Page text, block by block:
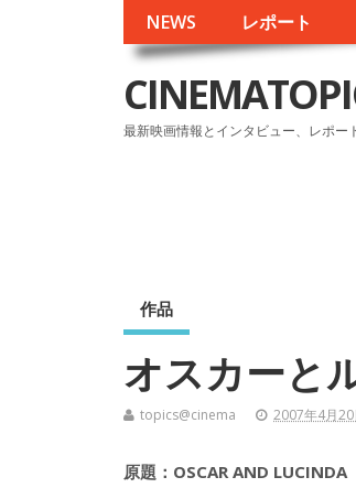
NEWS レポート
最新映画情報とインタビュー、レポー
作品
オスカーと
topics@cinema 2007年4月20
原題：OSCAR AND LUCINDA